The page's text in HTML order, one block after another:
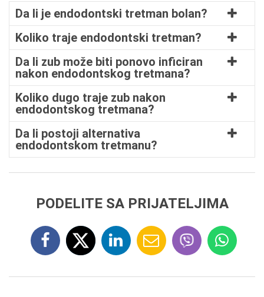
Da li je endodontski tretman bolan?
Koliko traje endodontski tretman?
Da li zub može biti ponovo inficiran
nakon endodontskog tretmana?
Koliko dugo traje zub nakon
endodontskog tretmana?
Da li postoji alternativa
endodontskom tretmanu?
PODELITE SA PRIJATELJIMA